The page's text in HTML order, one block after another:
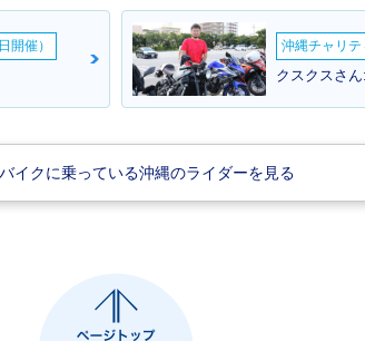
Anniversary
R・マイナーチェンジ
R・マイ
開催） 沖縄チャリテ
クスクスさ
イクに乗っている沖縄のライダーを見る